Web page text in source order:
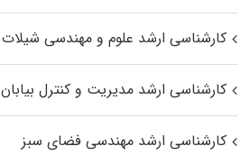
کارشناسی ارشد علوم و مهندسی شیلات
کارشناسی ارشد مدیریت و کنترل بیابان
کارشناسی ارشد مهندسی فضای سبز